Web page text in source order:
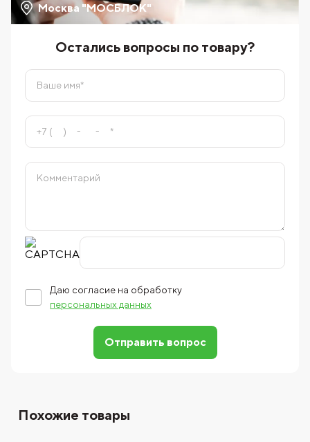
Москва "МОСБЛОК"
Остались вопросы по товару?
Даю согласие на обработку
персональных данных
Отправить вопрос
Похожие товары